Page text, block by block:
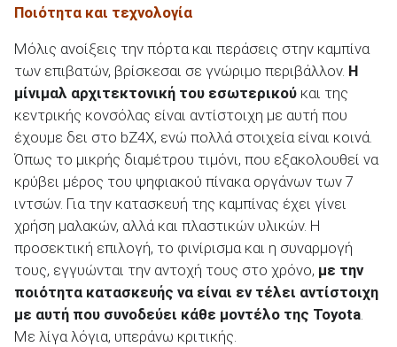
Ποιότητα και τεχνολογία
Μόλις ανοίξεις την πόρτα και περάσεις στην καμπίνα
των επιβατών, βρίσκεσαι σε γνώριμο περιβάλλον. Η
μίνιμαλ αρχιτεκτονική του εσωτερικού και της
κεντρικής κονσόλας είναι αντίστοιχη με αυτή που
έχουμε δει στο bZ4X, ενώ πολλά στοιχεία είναι κοινά.
Όπως το μικρής διαμέτρου τιμόνι, που εξακολουθεί να
κρύβει μέρος του ψηφιακού πίνακα οργάνων των 7
ιντσών. Για την κατασκευή της καμπίνας έχει γίνει
χρήση μαλακών, αλλά και πλαστικών υλικών. Η
προσεκτική επιλογή, το φινίρισμα και η συναρμογή
τους, εγγυώνται την αντοχή τους στο χρόνο, με την
ποιότητα κατασκευής να είναι εν τέλει αντίστοιχη
με αυτή που συνοδεύει κάθε μοντέλο της Toyota.
Με λίγα λόγια, υπεράνω κριτικής.